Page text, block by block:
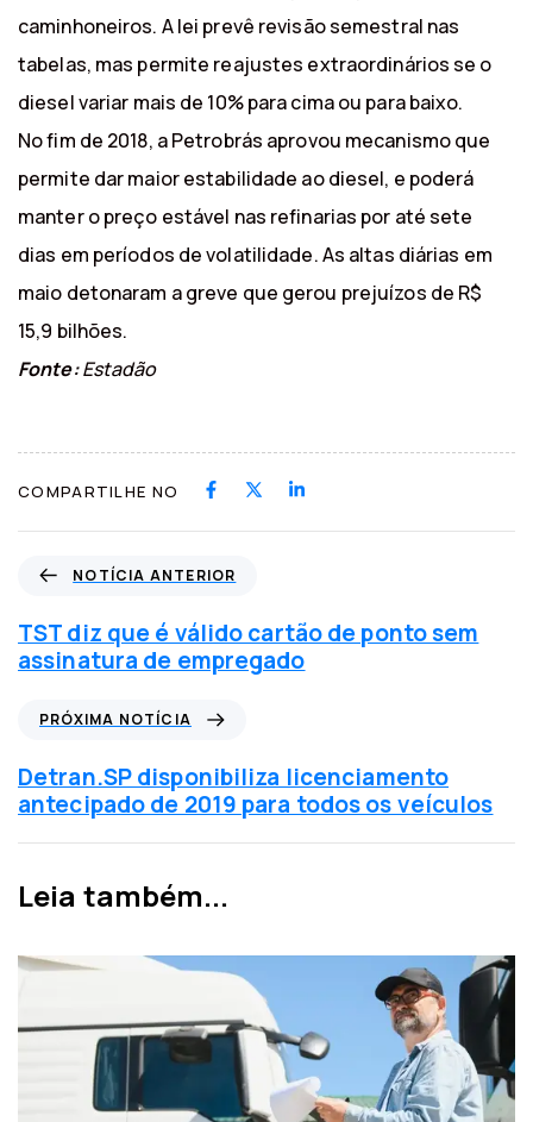
caminhoneiros. A lei prevê revisão semestral nas
tabelas, mas permite reajustes extraordinários se o
diesel variar mais de 10% para cima ou para baixo.
No fim de 2018, a Petrobrás aprovou mecanismo que
permite dar maior estabilidade ao diesel, e poderá
manter o preço estável nas refinarias por até sete
dias em períodos de volatilidade. As altas diárias em
maio detonaram a greve que gerou prejuízos de R$
15,9 bilhões.
Fonte:Estadão
COMPARTILHE NO
t
í
c
n
t
e
i
r
NOTÍCIA ANTERIOR
TST diz que é válido cartão de ponto sem
assinatura de empregado
ó
x
i
m
n
t
i
PRÓXIMA NOTÍCIA
Detran.SP disponibiliza licenciamento
antecipado de 2019 para todos os veículos
Leia também...